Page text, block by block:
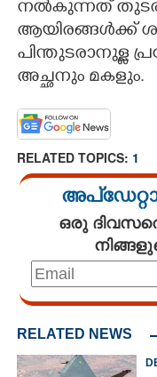
നൽകുന്നത്
ആയിരങ്ങൾക്ക്
പിന്തുടരാനുള്ള
അച്ഛനും മകളും.
RELATED TOPICS: 1
ഒരു
RELATED NEWS